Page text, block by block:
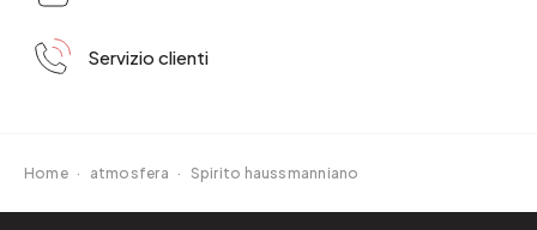
Servizio clienti
Home · atmosfera · Spirito haussmanniano